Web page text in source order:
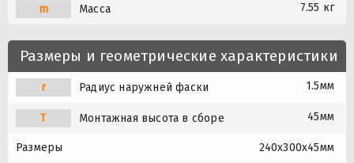
m Масса 7.55 кг
Размеры и геометрические характеристики
r Радиус наружней фаски 1.5мм
T Монтажная высота в сборе 45мм
Размеры 240x300x45мм